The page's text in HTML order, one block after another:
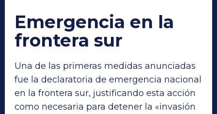
Emergencia en la
frontera sur
Una de las primeras medidas anunciadas
fue la declaratoria de emergencia nacional
en la frontera sur, justificando esta acción
como necesaria para detener la «invasión